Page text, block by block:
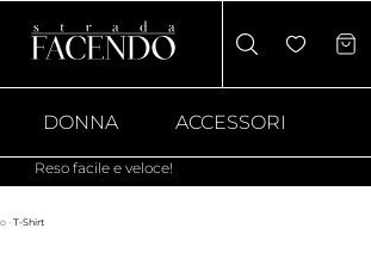
DONNA ACCESSORI
Reso facile e veloce!
· T-Shirt